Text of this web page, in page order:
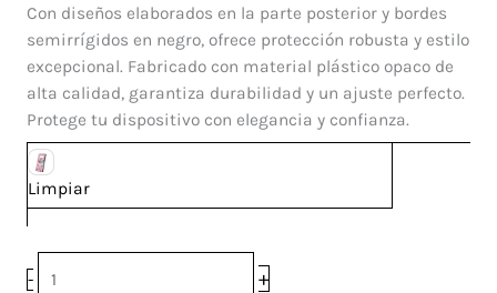
Con diseños elaborados en la parte posterior y bordes
semirrígidos en negro, ofrece protección robusta y estilo
excepcional. Fabricado con material plástico opaco de
alta calidad, garantiza durabilidad y un ajuste perfecto.
Protege tu dispositivo con elegancia y confianza.
Limpiar
-
Unicornio
Samsung
Galaxy
Note
cantidad
+